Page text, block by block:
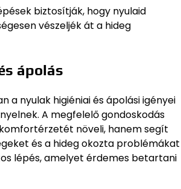
biztosítják, hogy nyulaid
vészeljék át a hideg
ápolás
a nyulak higiéniai és ápolási igényei
A megfelelő gondoskodás
növeli, hanem segít
és a hideg okozta problémákat
lépés, amelyet érdemes betartani